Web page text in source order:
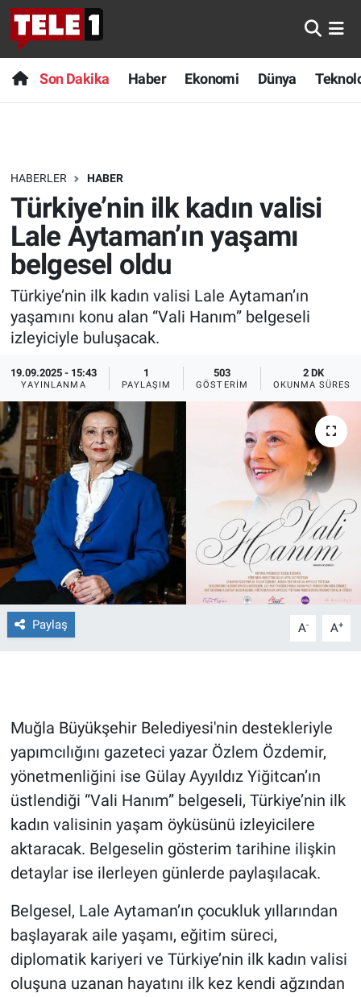
Son Dakika Haber Ekonomi Dünya
HABERLER HABER
Türkiye’nin ilk kadın valisi
Lale Aytaman’ın yaşamı
belgesel oldu
Türkiye’nin ilk kadın valisi Lale Aytaman’ın
yaşamını konu alan “Vali Hanım” belgeseli
izleyiciyle buluşacak.
19.09.2025 - 15:43
YAYINLANMA
1
PAYLAŞIM
503
GÖSTERIM
2 DK
OKUNMA SÜRESI
Paylaş A- A+
Muğla Büyükşehir Belediyesi'nin destekleriyle
yapımcılığını gazeteci yazar Özlem Özdemir,
yönetmenliğini ise Gülay Ayyıldız Yiğitcan’ın
üstlendiği “Vali Hanım” belgeseli, Türkiye’nin ilk
kadın valisinin yaşam öyküsünü izleyicilere
aktaracak. Belgeselin gösterim tarihine ilişkin
detaylar ise ilerleyen günlerde paylaşılacak.
Belgesel, Lale Aytaman’ın çocukluk yıllarından
başlayarak aile yaşamı, eğitim süreci,
diplomatik kariyeri ve Türkiye’nin ilk kadın valisi
oluşuna uzanan hayatını ilk kez kendi ağzından
Anında Manşet
Başka Sohbetler
Bilim turu
Bilim ve Teknoloji Evreni
Doğa Konuşuyor
Dünya
Ege Saati
Ege'den Esintiler
Eğitim
Eğlence
Ekonomi
Forum
Gerçeğin İzinde
Gün Başlıyor
Gün Ortası
Gündem Özel
Günün görüntüsü
Haber
İlan
Kimdir
Koronavirüs
Son Dakika
Haber
Dünya
Teknoloji
Sağlık
Spor
Yayın Akışı
İletişim
Nöbetçi Eczaneler
Hava Durumu
Trafik Durumu
Süper Lig Puan Durumu ve Fikstür
Tüm Manşetler
Son Dakika Haberleri
Haber Arşivi